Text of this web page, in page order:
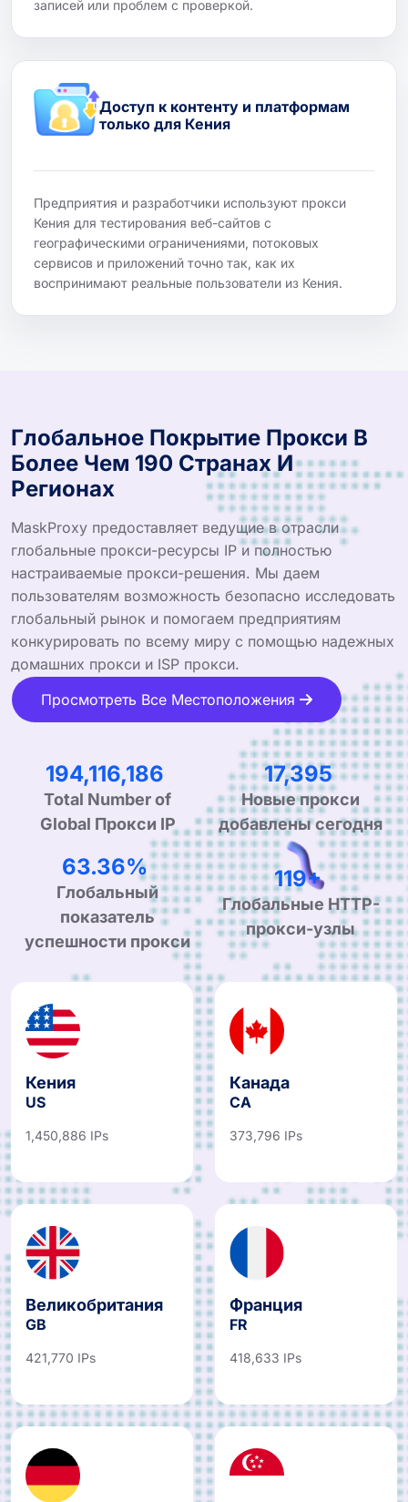
записей или проблем с проверкой.
Доступ к контенту и платформам
только для Кения
Предприятия и разработчики используют прокси
Кения для тестирования веб-сайтов с
географическими ограничениями, потоковых
сервисов и приложений точно так, как их
воспринимают реальные пользователи из Кения.
Глобальное Покрытие Прокси В
Более Чем 190 Странах И
Регионах
MaskProxy предоставляет ведущие в отрасли
глобальные прокси-ресурсы IP и полностью
настраиваемые прокси-решения. Мы даем
пользователям возможность безопасно исследовать
глобальный рынок и помогаем предприятиям
конкурировать по всему миру с помощью надежных
домашних прокси и ISP прокси.
Просмотреть Все Местоположения
306,039,032
Total Number of
Global Прокси IP
27,425
Новые прокси
добавлены сегодня
99.90%
Глобальный
показатель
успешности прокси
190+
Глобальные HTTP-
прокси-узлы
Кения
US
Канада
CA
Великобритания
GB FR